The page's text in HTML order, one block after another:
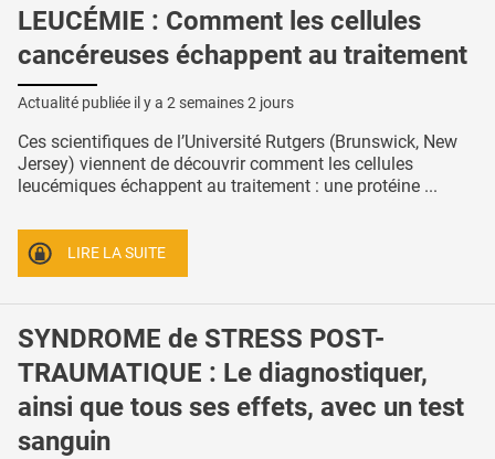
LEUCÉMIE : Comment les cellules
cancéreuses échappent au traitement
Actualité publiée il y a 2 semaines 2 jours
Ces scientifiques de l’Université Rutgers (Brunswick, New
Jersey) viennent de découvrir comment les cellules
leucémiques échappent au traitement : une protéine ...
LIRE LA SUITE
SYNDROME de STRESS POST-
TRAUMATIQUE : Le diagnostiquer,
ainsi que tous ses effets, avec un test
sanguin